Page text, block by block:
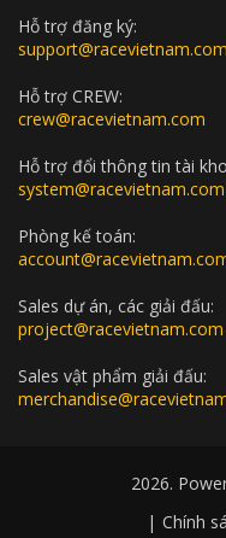
Hỗ trợ đăng ký:
Hỗ trợ CREW:
crew@racevietnam.com
Hỗ trợ đổi thông tin tài
system@racevietnam.com
Phòng kế toán:
Sales dự án, các giải đấu:
project@racevietnam.com
Sales vật phẩm giải đấu:
2026.
| Chính